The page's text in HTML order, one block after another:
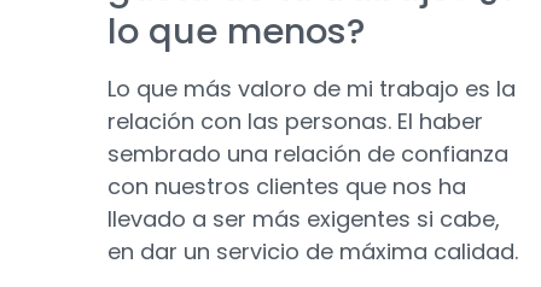
lo que menos?
Lo que más valoro de mi trabajo es la
relación con las personas. El haber
sembrado una relación de confianza
con nuestros clientes que nos ha
llevado a ser más exigentes si cabe,
en dar un servicio de máxima calidad.